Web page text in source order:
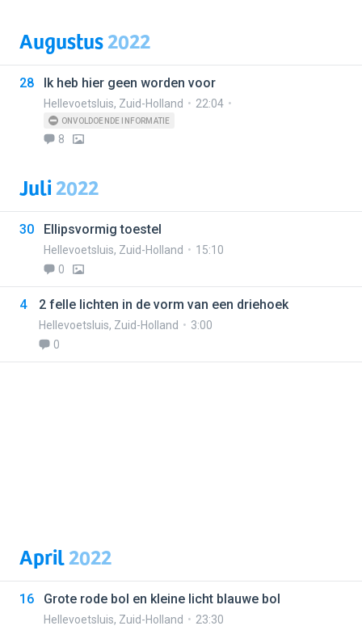
Augustus2022
28 Ik heb hier geen worden voor
Hellevoetsluis, Zuid-Holland 22:04
ONVOLDOENDE INFORMATIE
8
Juli2022
30 Ellipsvormig toestel
Hellevoetsluis, Zuid-Holland
15:10
0
4 2 felle lichten in de vorm van een driehoek
Hellevoetsluis, Zuid-Holland
3:00
0
April2022
16 Grote rode bol en kleine licht blauwe bol
Hellevoetsluis, Zuid-Holland
23:30